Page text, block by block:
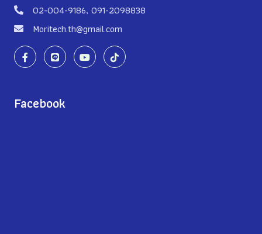
02-004-9186, 091-2098838
Moritech.th@gmail.com
Facebook